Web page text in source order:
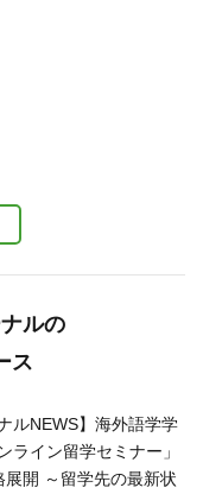
ルの
ス
ルNEWS】海外語学学
ライン留学セミナー」
展開 ～留学先の最新状